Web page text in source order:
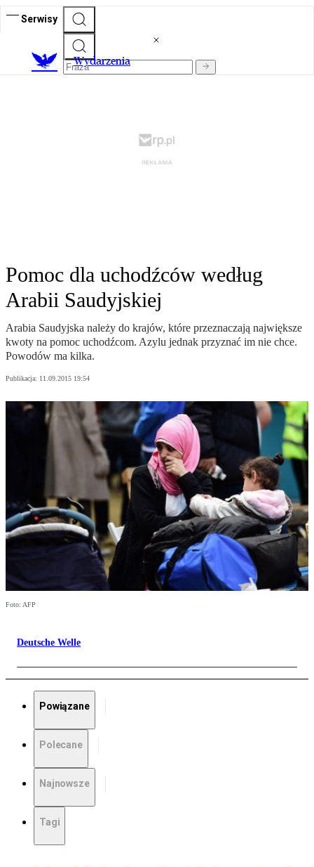
Serwisy
Wydarzenia
Pomoc dla uchodźców według
Arabii Saudyjskiej
Arabia Saudyjska należy do krajów, które przeznaczają największe
kwoty na pomoc uchodźcom. Azylu jednak przyznać im nie chce.
Powodów ma kilka.
Publikacja: 11.09.2015 19:54
Foto: AFP
Deutsche Welle
Powiązane
Polecane
Najnowsze
Tagi